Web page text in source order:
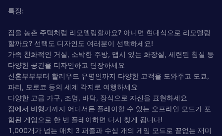
특징:
집을 농촌 주택처럼 리모델링할까요? 아니면 현대식으로 리모델링
할까요? 선택도 디자인도 여러분이 선택하세요!
가족 친화적인 거실, 소박한 주방, 맵시 있는 화장실, 세련된 침실 등
다양한 공간을 디자인하고 단장하세요
신혼부부부터 할리우드 유명인까지 다양한 고객을 도와주고 도쿄,
파리, 모로코 등의 세계 각지로 여행하세요
다양한 고급 가구, 조명, 바닥, 장식으로 자신을 표현하세요
집에서 비행기까지 어디서든 플레이할 수 있는 오프라인 모드가 포
함된 게임으로 한 번 플레이하면 다시 찾게 됩니다!
1,000개가 넘는 매치 3 퍼즐과 수십 개의 게임 모드로 끝없는 재미